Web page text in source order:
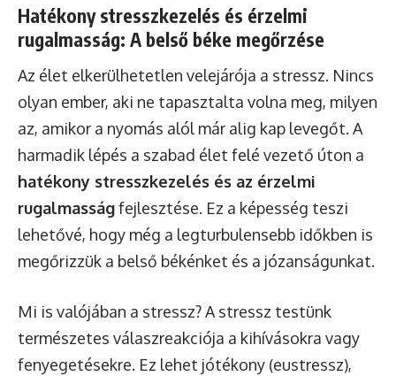
Hatékony stresszkezelés és érzelmi
rugalmasság: A belső béke megőrzése
Az élet elkerülhetetlen velejárója a stressz. Nincs
olyan ember, aki ne tapasztalta volna meg, milyen
az, amikor a nyomás alól már alig kap levegőt. A
harmadik lépés a szabad élet felé vezető úton a
hatékony stresszkezelés és az érzelmi
rugalmasságfejlesztése. Ez a képesség teszi
lehetővé, hogy még a legturbulensebb időkben is
megőrizzük a belső békénket és a józanságunkat.
Mi is valójában a stressz? A stressz testünk
természetes válaszreakciója a kihívásokra vagy
fenyegetésekre. Ez lehet jótékony (eustressz),